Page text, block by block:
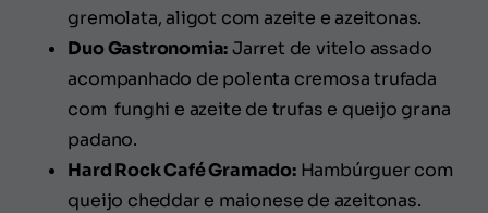
gremolata, aligot com azeite e azeitonas.
Duo Gastronomia:Jarret de vitelo assado
acompanhado de polenta cremosa trufada
com funghi e azeite de trufas e queijo grana
padano.
Hard Rock Café Gramado:Hambúrguer com
queijo cheddar e maionese de azeitonas.